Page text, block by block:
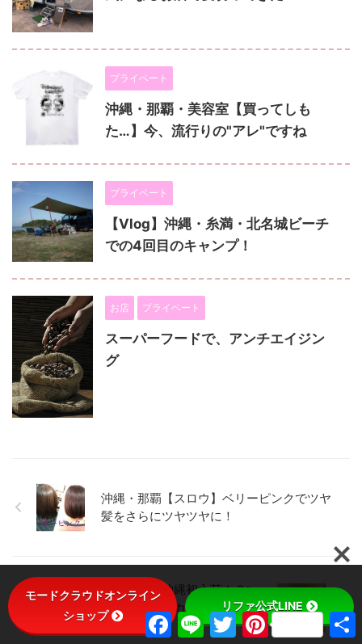
プライベート
沖縄・那覇・美容室【買ってしも
た…】今、流行りの"アレ"ですね
プライベート
【Vlog】沖縄・糸満・北名城ビーチ
での4回目のキャンプ！
お店 プライベート
スーパーフードで、アンチエイジン
グ
沖縄・那覇【スロウ】ベリーピンクでツヤ
髪をさらにツヤツヤに！
沖縄・那覇【いろもち】沖縄初入荷！？い
ろもちカラー！アッシュ系カラーには、こ
F
a
L
i
T
w
P
i
モードクラウドオンライン
ショップ
リファ公式LINE